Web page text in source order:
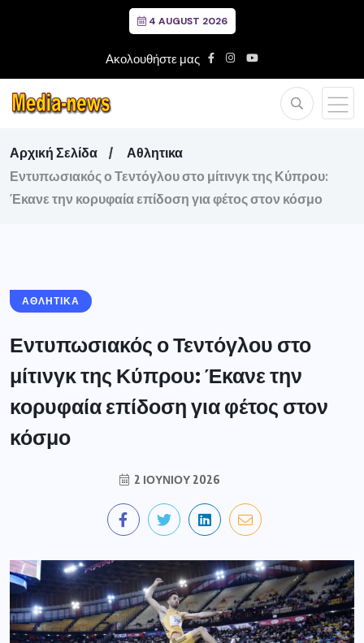
4 AUGUST 2026
Ακολουθήστε μας
Αρχική Σελίδα
Αθλητικα
Εντυπωσιακός ο Τεντόγλου στο μίτινγκ της Κύπρου:
Έκανε την κορυφαία επίδοση για φέτος στον κόσμο
ΑΘΛΗΤΙΚΑ
Εντυπωσιακός ο Τεντόγλου στο
μίτινγκ της Κύπρου: Έκανε την
κορυφαία επίδοση για φέτος στον
κόσμο
2 ΙΟΥΝΊΟΥ 2026